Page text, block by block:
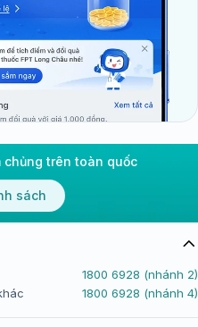
trên toàn quốc
sách
1800 6928 (nhánh 2)
1800 6928 (nhánh 4)